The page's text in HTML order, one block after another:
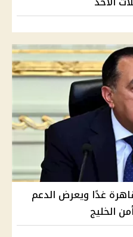
غدًا ويعرض الدعم
الخليج